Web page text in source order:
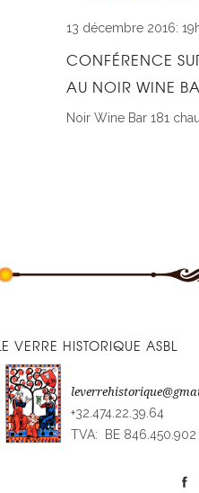
13 décembre 2016:
CONFÉRENCE
AU NOIR WINE
Noir Wine Bar 181
VERRE HISTORIQUE ASBL
+32.474.22.39.64
TVA: BE 846.450.902